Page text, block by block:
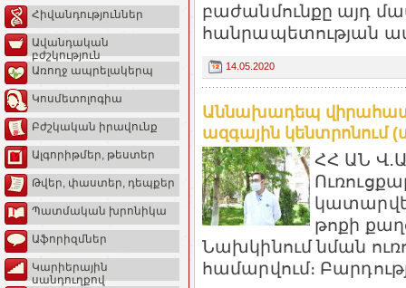
Հիվանդություններ
Ավանդական
բժշկություն
Առողջ ապրելակերպ
Կոսմետոլոգիա
Բժշկական իրավունք
Ալգորիթմեր, թեստեր
Թվեր, փաստեր, դեպքեր
Պատմական խրոնիկա
Աֆորիզմներ
Կարիերային
սանդուղքով
բաժանմունքը այդ
հանրապետության
14.05.2020
Աննախադեպ
ազգային կենտրոնում
ՀՀ ԱՆ
թոքի
Նախկինում նման
համարվում։